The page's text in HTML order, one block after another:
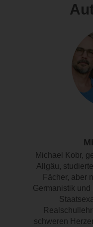
Michael Kobr,
Allgäu,
Fächer, aber
Germanistik
schweren